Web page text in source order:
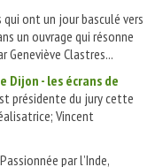
ont un jour basculé vers
un ouvrage qui résonne
Geneviève Clastres...
Dijon - les écrans de
présidente du jury cette
Vincent
Passionnée par l’Inde,